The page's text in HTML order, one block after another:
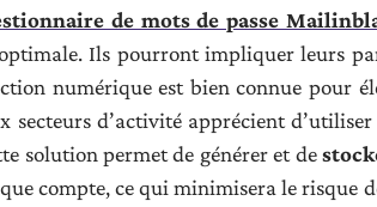
de mots de passe
Ils pourront impliquer leurs
numérique est bien connue pour
secteurs d’activité apprécient
solution permet de générer et de
compte, ce qui minimisera le risque